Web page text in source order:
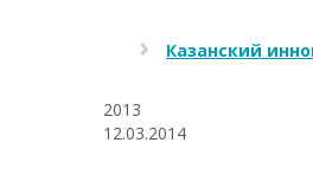
Казанский
2013
12.03.2014